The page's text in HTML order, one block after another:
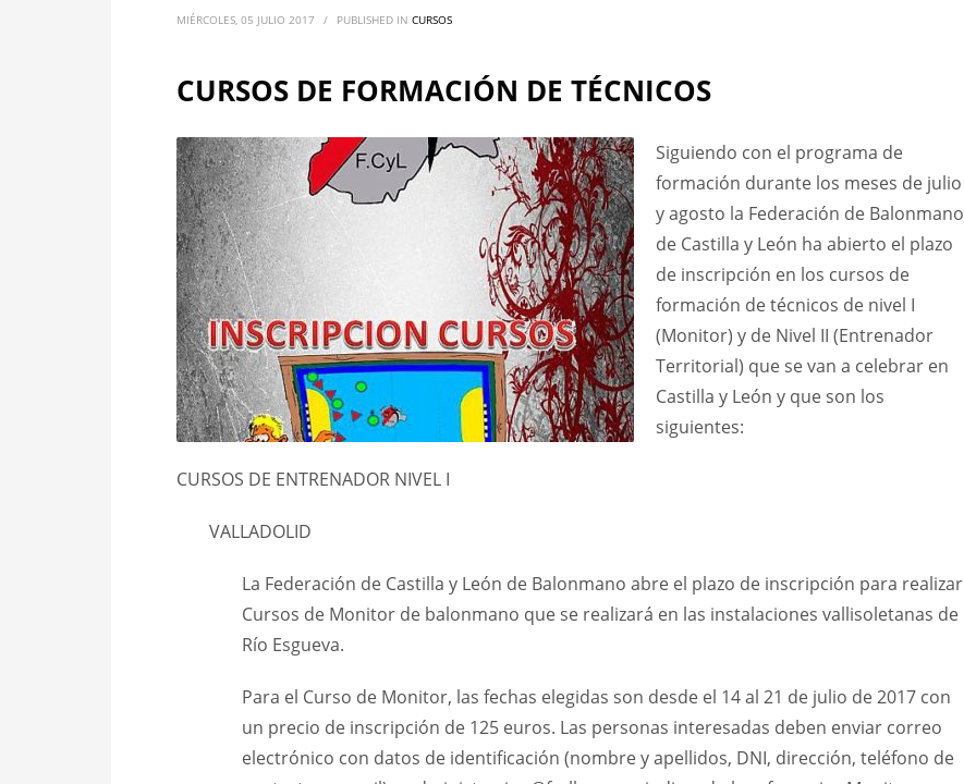
MIÉRCOLES, 05 JULIO 2017 / PUBLISHED IN CURSOS
CURSOS DE FORMACIÓN DE TÉCNICOS
Siguiendo con el programa de
formación durante los meses de julio
y agosto la Federación de Balonmano
de Castilla y León ha abierto el plazo
de inscripción en los cursos de
formación de técnicos de nivel I
(Monitor) y de Nivel II (Entrenador
Territorial) que se van a celebrar en
Castilla y León y que son los
siguientes:
CURSOS DE ENTRENADOR NIVEL I
VALLADOLID
La Federación de Castilla y León de Balonmano abre el plazo de inscripción para realizar
Cursos de Monitor de balonmano que se realizará en las instalaciones vallisoletanas de
Río Esgueva.
Para el Curso de Monitor, las fechas elegidas son desde el 14 al 21 de julio de 2017 con
un precio de inscripción de 125 euros. Las personas interesadas deben enviar correo
electrónico con datos de identificación (nombre y apellidos, DNI, dirección, teléfono de